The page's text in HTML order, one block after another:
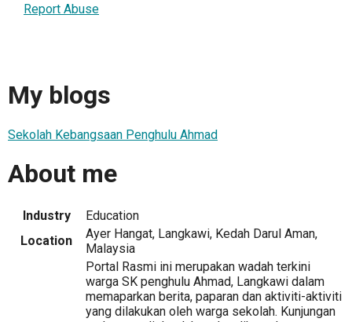
Report Abuse
My blogs
Sekolah Kebangsaan Penghulu Ahmad
About me
Industry
Education
Location
Ayer Hangat, Langkawi, Kedah Darul Aman,
Malaysia
Portal Rasmi ini merupakan wadah terkini
warga SK penghulu Ahmad, Langkawi dalam
memaparkan berita, paparan dan aktiviti-aktiviti
yang dilakukan oleh warga sekolah. Kunjungan